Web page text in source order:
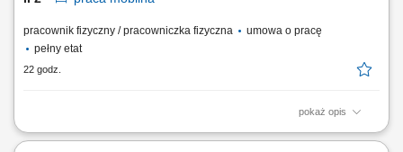
pracownik fizyczny / pracowniczka fizyczna
umowa o pracę
pełny etat
22 godz.
pokaż opis
Kierowanie pojazdem do 3,5 tony, sprawowanie opieki nad